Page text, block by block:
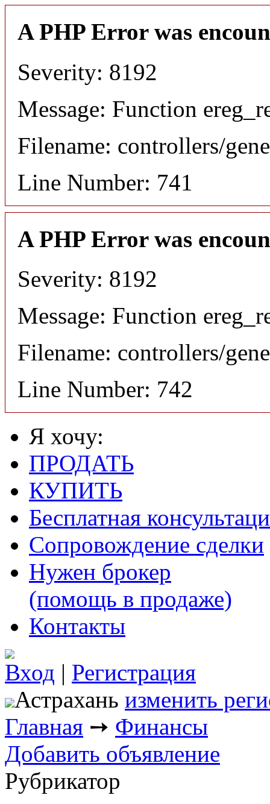
A PHP Error was
Severity: 8192
Message: Function
Filename: controllers/
Line Number: 741
A PHP Error was
Severity: 8192
Message: Function
Filename: controllers/
Line Number: 742
Я хочу:
ПРОДАТЬ
КУПИТЬ
Бесплатная
Сопровождение сделки
Нужен брокер
(помощь в продаже)
Контакты
Вход | Регистрация
Астрахань изменить
Главная ➙ Финансы
Добавить объявление
Рубрикатор